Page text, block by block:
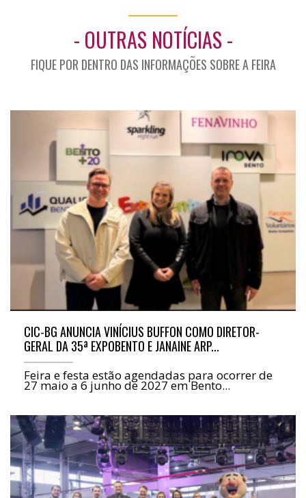
- OUTRAS NOTÍCIAS -
FIQUE POR DENTRO DAS INFORMAÇÕES SOBRE A FEIRA
CIC-BG ANUNCIA VINÍCIUS BUFFON COMO DIRETOR-
GERAL DA 35ª EXPOBENTO E JANAINE ARP...
Feira e festa estão agendadas para ocorrer de
27 maio a 6 junho de 2027 em Bento...